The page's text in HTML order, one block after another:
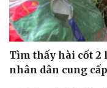
Tìm thấy hài cốt 2
nhân dân cung cấp